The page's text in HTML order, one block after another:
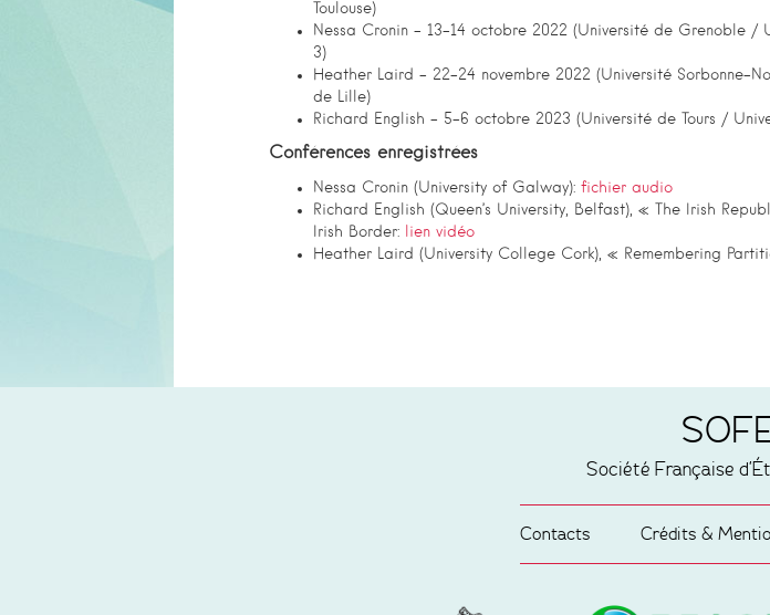
Toulouse)
Nessa Cronin – 13-14 octobre 2022 (Université de Grenoble /
3)
Heather Laird – 22-24 novembre 2022 (Université Sorbonne-
de Lille)
Richard English – 5-6 octobre 2023 (Université de Tours /
Conférences enregistrées
Nessa Cronin (University of Galway): fichier audio
Richard English (Queen’s University, Belfast), « The Irish
Irish Border:
lien vidéo
Heather Laird (University College Cork), « Remembering
Société Française
Contacts Crédits &